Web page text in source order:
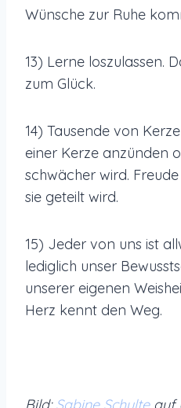
Wünsche zur Ruhe
13) Lerne loszulassen.
zum Glück.
14) Tausende von
einer Kerze anzünden
schwächer wird.
sie geteilt wird.
15) Jeder von uns ist
lediglich unser
unserer eigenen
Herz kennt den Weg.